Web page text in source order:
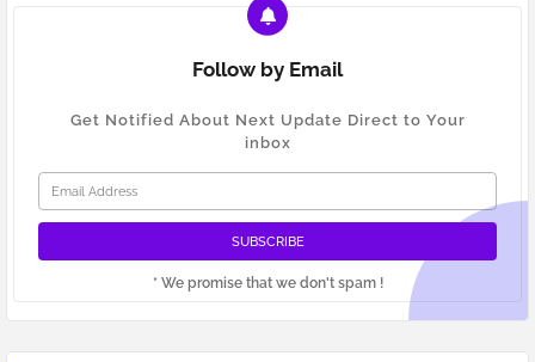
Follow by Email
Get Notified About Next Update Direct to Your
inbox
* We promise that we don't spam !